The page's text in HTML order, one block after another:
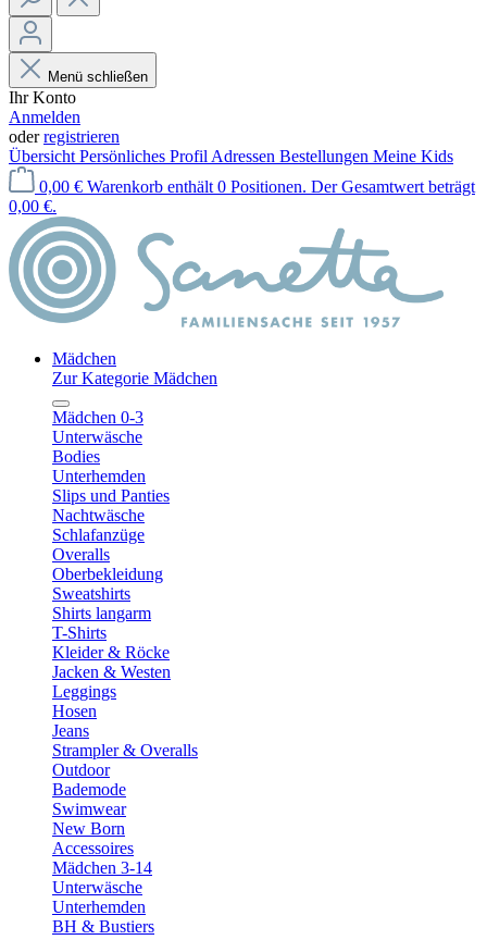
Menü schließen
Ihr Konto
Anmelden
oderregistrieren
Übersicht Persönliches Profil Adressen Bestellungen Meine Kids
0,00 € Warenkorb enthält 0 Positionen. Der Gesamtwert beträgt
0,00 €.
Mädchen
Zur Kategorie Mädchen
Mädchen 0-3
Unterwäsche
Bodies
Unterhemden
Slips und Panties
Nachtwäsche
Schlafanzüge
Overalls
Oberbekleidung
Sweatshirts
Shirts langarm
T-Shirts
Kleider & Röcke
Jacken & Westen
Leggings
Hosen
Jeans
Strampler & Overalls
Outdoor
Bademode
Swimwear
New Born
Accessoires
Mädchen 3-14
Unterwäsche
Unterhemden
BH & Bustiers